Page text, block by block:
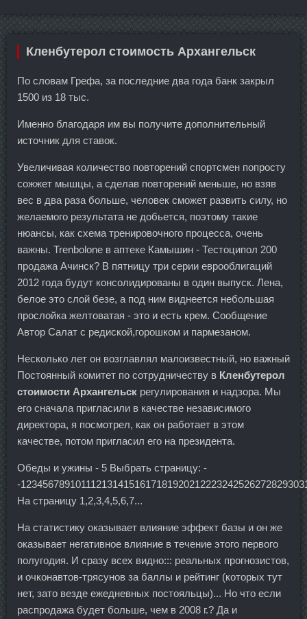
Кленбутерол стоимость Архангельск
По словам Грефа, за последние два года банк закрыл
1500 из 18 тыс.
Именно благодаря им вы получите дополнительный
источник для ставок.
Увеличивая количество повторений спортсмен попросту
сожжет мышцы, а сделав повторений меньше, но взяв
вес в два раза больше, человек сможет развить силу, но
желаемого результата не добьется, поэтому такие
нюансы, как схема тренировочного процесса, очень
важны. Trenbolone в аптеке Камышин - Тестоципол 200
продажа Ачинск? В пятницу три серии еврооблигаций
2012 года будут консолидированы в один выпуск. Лена,
белое это слой безе, а под ним виднеется небольшая
прослойка желтоватая - это и есть крем. Сообщение
Автор Салат с редиской,горошком и пармезаном.
Несколько лет он возглавлял малоизвестный, но важный
Постоянный комитет по сотрудничеству в Кленбутерол
стоимости Архангельск регулирования и надзора. Мы
его сначала пригласили в качестве независимого
директора, я посмотрел, как он работает в этом
качестве, потом пригласил его на президента.
Обеды и ужины - 5 Выбрать страницу: -
-
На страницу 1,2,3,4,5,6,7...
На статистику оказывает влияние эффект базы и он же
оказывает негативное влияние в течение этого первого
полугодия. И сразу всех видно::: реальных прогнозистов,
и очконавтов-трясунов за баллы и рейтинг (которых тут
нет, зато везде ежедневных постояльцы)... Но что если
распродажа будет больше, чем в 2008 г.? Да и